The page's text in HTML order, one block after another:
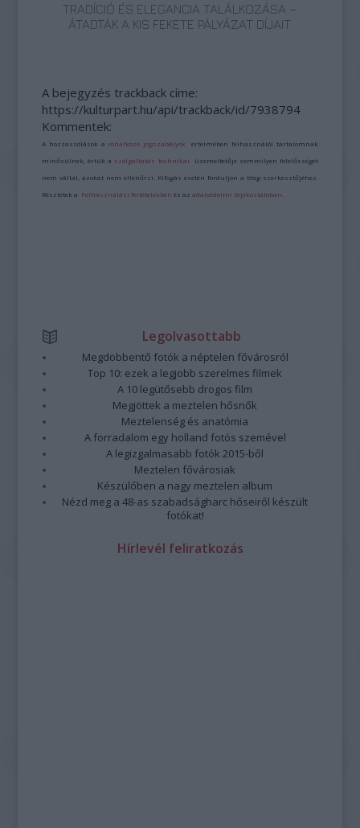
TRADÍCIÓ ÉS ELEGANCIA TALÁLKOZÁSA –
ÁTADTÁK A KIS FEKETE PÁLYÁZAT DÍJAIT
A bejegyzés trackback címe:
https://kulturpart.hu/api/trackback/id/7938794
Kommentek:
A hozzászólások avonatkozó jogszabályok értelmében felhasználói tartalomnak
minősülnek, értük a szolgáltatás technikai üzemeltetője semmilyen felelősséget
nem vállal, azokat nem ellenőrzi. Kifogás esetén forduljon a blog szerkesztőjéhez.
Részletek a Felhasználási feltételekben és azadatvédelmi tájékoztatóban
Legolvasottabb
Megdöbbentő fotók a néptelen fővárosról
Top 10: ezek a legjobb szerelmes filmek
A 10 legütősebb drogos film
Megjöttek a meztelen hősnők
Meztelenség és anatómia
A forradalom egy holland fotós szemével
A legizgalmasabb fotók 2015-ből
Meztelen fővárosiak
Készülőben a nagy meztelen album
Nézd meg a 48-as szabadságharc hőseiről készült
fotókat!
Hírlevél feliratkozás